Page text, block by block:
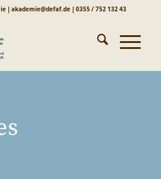
| akademie@defaf.de | 0355 / 752 132 43